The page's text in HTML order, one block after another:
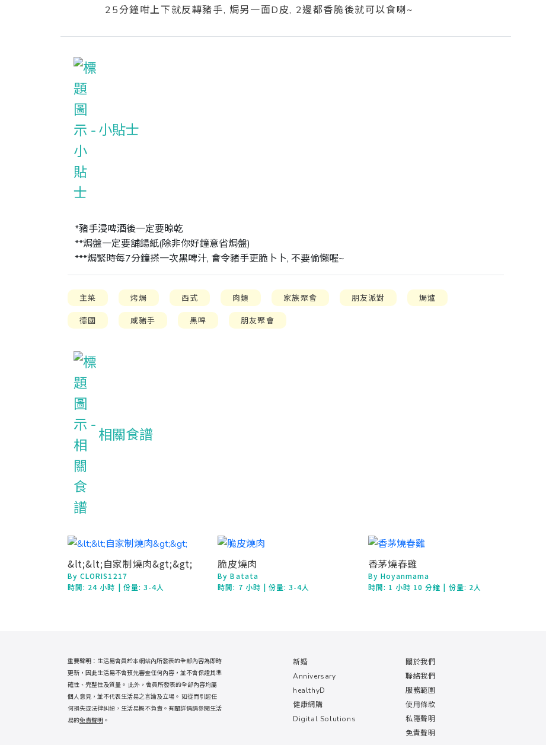
25分鐘咁上下就反轉豬手, 焗另一面D皮, 2邊都香脆後就可以食喇~
小貼士
*豬手浸啤酒後一定要晾乾
**焗盤一定要舖鍚紙(除非你好鐘意省焗盤)
***焗緊時每7分鐘搽一次黑啤汁, 會令豬手更脆卜卜, 不要偷懶喔~
主菜 烤焗 西式 肉類 家族聚會 朋友派對 焗爐
德國 咸豬手 黑啤 朋友聚會
相關食譜
&lt;&lt;自家制燒肉&gt;&gt;
By CLORIS1217
時間: 24 小時 | 份量: 3-4人
脆皮燒肉
By Batata
時間: 7 小時 | 份量: 3-4人
香茅燒春雞
By Hoyanmama
時間: 1 小時 10 分鐘 | 份量: 2人
新婚
Anniversary
healthyD
健康網購
Digital Solutions
關於我們
聯絡我們
服務範圍
使用條款
私隱聲明
免責聲明
重要聲明：生活易會員於本網站內所發表的全部內容為即時
更新，因此生活易不會預先審查任何內容，並不會保證其準
確性、完整性及質量。 此外，會員所發表的全部內容均屬
個人意見，並不代表生活易之言論及立場。 如從而引起任
何損失或法律糾紛，生活易概不負責。有關詳情請參閱生活
易的免責聲明 。